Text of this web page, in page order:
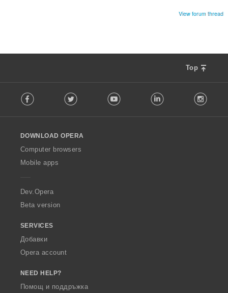
View forum thread
Top
o
w
O
p
a
Facebook Twitter Youtube LinkedIn
DOWNLOAD OPERA
Computer browsers
Mobile apps
Dev.Opera
Beta version
SERVICES
Добавки
Opera account
NEED HELP?
Помощ и поддръжка